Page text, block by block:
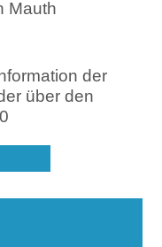
Mauth
der
über den